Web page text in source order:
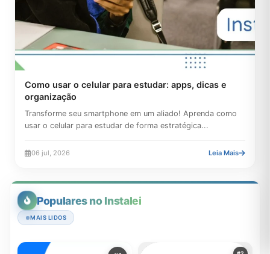
Como usar o celular para estudar: apps, dicas e
organização
Transforme seu smartphone em um aliado! Aprenda como
usar o celular para estudar de forma estratégica...
06 jul, 2026 Leia Mais
Populares no Instalei
MAIS LIDOS